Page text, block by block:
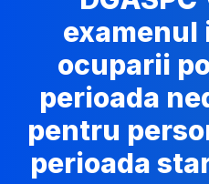
examenul
ocuparii
perioada
pentru
perioada